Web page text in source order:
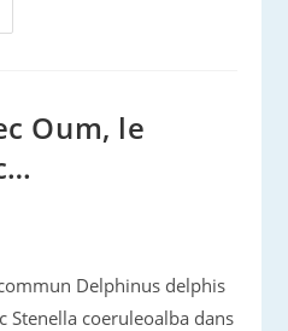
Oum, le
Delphinus delphis
Stenella coeruleoalba dans